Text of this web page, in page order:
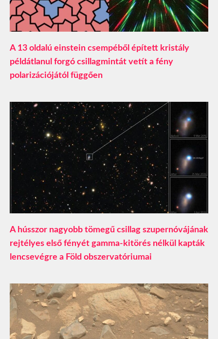
A 13 oldalú einstein csempéből épített kristály
példátlanul forgó csillagmintát vetít a fény
polarizációjától függően
A hússzor nagyobb tömegű csillag szupernóvájának
rejtélyes első fényét gamma-kitörés nélkül kapták
lencsevégre a Föld obszervatóriumai